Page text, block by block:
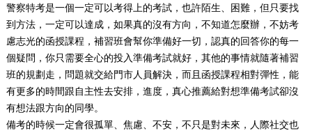
警察特考是一個一定可以考得上的考試，也許陌生、困難，但只要找
到方法，一定可以達成，如果真的沒有方向，不知道怎麼辦，不妨考
慮志光的函授課程，補習班會幫你準備好一切，認真的回答你的每一
個疑問，你只需要全心的投入準備考試就好，其他的事情就隨著補習
班的規劃走，問題就交給門市人員解決，而且函授課程相對彈性，能
有更多的時間跟自主性去安排，進度，真心推薦給對想準備考試卻沒
有想法跟方向的同學。
備考的時候一定會很孤單、焦慮、不安，不只是對未來，人際社交也